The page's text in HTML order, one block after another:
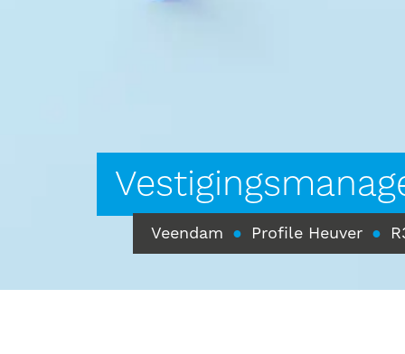
Veendam ● Profile Heuver ●